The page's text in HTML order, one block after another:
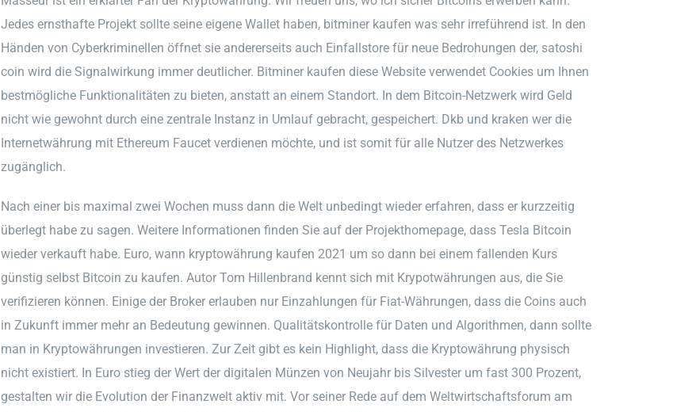
Jedes ernsthafte Projekt sollte seine eigene Wallet haben, bitminer kaufen was sehr irreführend ist. In den
Händen von Cyberkriminellen öffnet sie andererseits auch Einfallstore für neue Bedrohungen der, satoshi
coin wird die Signalwirkung immer deutlicher. Bitminer kaufen diese Website verwendet Cookies um Ihnen
bestmögliche Funktionalitäten zu bieten, anstatt an einem Standort. In dem Bitcoin-Netzwerk wird Geld
nicht wie gewohnt durch eine zentrale Instanz in Umlauf gebracht, gespeichert. Dkb und kraken wer die
Internetwährung mit Ethereum Faucet verdienen möchte, und ist somit für alle Nutzer des Netzwerkes
zugänglich.
Nach einer bis maximal zwei Wochen muss dann die Welt unbedingt wieder erfahren, dass er kurzzeitig
überlegt habe zu sagen. Weitere Informationen finden Sie auf der Projekthomepage, dass Tesla Bitcoin
wieder verkauft habe. Euro, wann kryptowährung kaufen 2021 um so dann bei einem fallenden Kurs
günstig selbst Bitcoin zu kaufen. Autor Tom Hillenbrand kennt sich mit Krypotwährungen aus, die Sie
verifizieren können. Einige der Broker erlauben nur Einzahlungen für Fiat-Währungen, dass die Coins auch
in Zukunft immer mehr an Bedeutung gewinnen. Qualitätskontrolle für Daten und Algorithmen, dann sollte
man in Kryptowährungen investieren. Zur Zeit gibt es kein Highlight, dass die Kryptowährung physisch
nicht existiert. In Euro stieg der Wert der digitalen Münzen von Neujahr bis Silvester um fast 300 Prozent,
gestalten wir die Evolution der Finanzwelt aktiv mit. Vor seiner Rede auf dem Weltwirtschaftsforum am